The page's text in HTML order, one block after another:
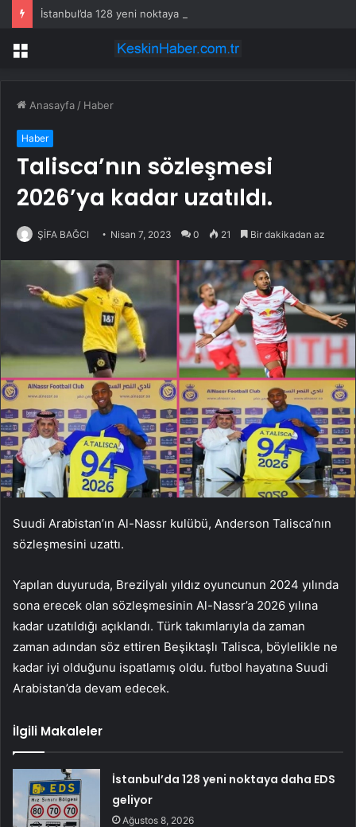
İstanbul’da 128 yeni noktaya daha EDS geliyor
Menü
Anasayfa / Haber
Haber
Talisca’nın sözleşmesi
2026’ya kadar uzatıldı.
ŞİFA BAĞCI Nisan 7, 2023 0 21 Bir dakikadan az
Suudi Arabistan’ın Al-Nassr kulübü, Anderson Talisca’nın
sözleşmesini uzattı.
Yapılan duyuruda, Brezilyalı yıldız oyuncunun 2024 yılında
sona erecek olan sözleşmesinin Al-Nassr’a 2026 yılına
kadar uzatıldığı açıklandı. Türk takımlarıyla da zaman
zaman adından söz ettiren Beşiktaşlı Talisca, böylelikle ne
kadar iyi olduğunu ispatlamış oldu. futbol hayatına Suudi
Arabistan’da devam edecek.
İlgili Makaleler
İstanbul’da 128 yeni noktaya daha EDS
geliyor
Ağustos 8, 2026